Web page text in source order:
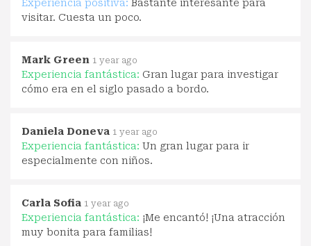
Experiencia positiva: Bastante interesante para
visitar. Cuesta un poco.
Mark Green 1 year ago
Experiencia fantástica: Gran lugar para investigar
cómo era en el siglo pasado a bordo.
Daniela Doneva 1 year ago
Experiencia fantástica: Un gran lugar para ir
especialmente con niños.
Carla Sofia 1 year ago
Experiencia fantástica: ¡Me encantó! ¡Una atracción
muy bonita para familias!